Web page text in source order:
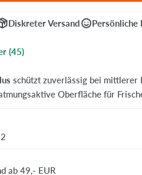
Diskreter Versand Persönliche
(45)
schützt zuverlässig bei mittlerer
Oberfläche für
ab 49,- EUR